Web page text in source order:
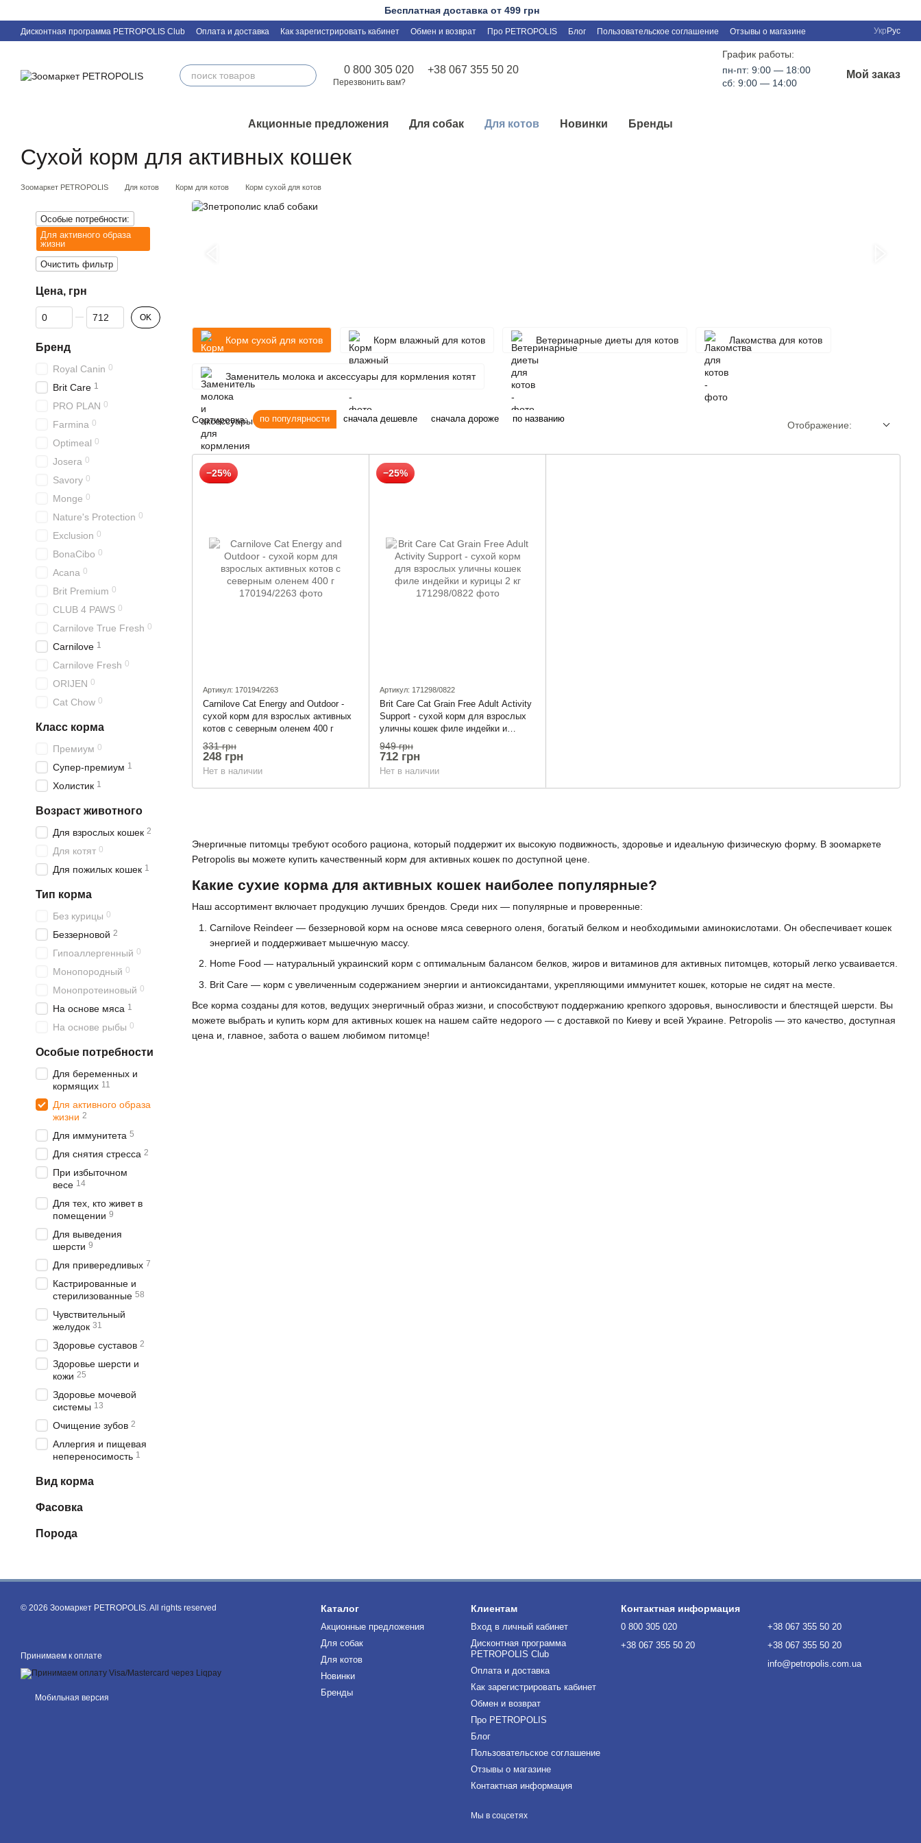
Бесплатная доставка от 499 грн
Дисконтная программа PETROPOLIS Club Оплата и доставка Как зарегистрировать кабинет Обмен и возврат Про PETROPOLIS Блог Пользовательское соглашение
Отзывы о магазине
Укр Рус
0 800 305 020 +38 067 355 50 20
Перезвонить вам?
График работы:
пн-пт: 9:00 — 18:00
сб: 9:00 — 14:00
Мой заказ
Акционные предложения Для собак Для котов Новинки Бренды
Сухой корм для активных кошек
Зоомаркет PETROPOLIS Для котов Корм для котов Корм сухой для котов
Корм сухой для котов Корм влажный для котов Ветеринарные диеты для котов Лакомства для котов
Заменитель молока и аксессуары для кормления котят
Сортировка: по популярности сначала дешевле сначала дороже по названию
Отображение:
Энергичные питомцы требуют особого рациона, который поддержит их высокую подвижность, здоровье и идеальную физическую форму. В зоомаркете
Petropolis вы можете купить качественный корм для активных кошек по доступной цене.
Какие сухие корма для активных кошек наиболее популярные?
Наш ассортимент включает продукцию лучших брендов. Среди них — популярные и проверенные:
Carnilove Reindeer — беззерновой корм на основе мяса северного оленя, богатый белком и необходимыми аминокислотами. Он обеспечивает кошек
энергией и поддерживает мышечную массу.
Home Food — натуральный украинский корм с оптимальным балансом белков, жиров и витаминов для активных питомцев, который легко усваивается.
Brit Care — корм с увеличенным содержанием энергии и антиоксидантами, укрепляющими иммунитет кошек, которые не сидят на месте.
Все корма созданы для котов, ведущих энергичный образ жизни, и способствуют поддержанию крепкого здоровья, выносливости и блестящей шерсти. Вы
можете выбрать и купить корм для активных кошек на нашем сайте недорого — с доставкой по Киеву и всей Украине. Petropolis — это качество, доступная
цена и, главное, забота о вашем любимом питомце!
−25%
Артикул: 170194/2263
Carnilove Cat Energy and Outdoor -
сухой корм для взрослых активных
котов с северным оленем 400 г
331 грн
248 грн
Нет в наличии
−25%
Артикул: 171298/0822
Brit Care Cat Grain Free Adult Activity
Support - сухой корм для взрослых
уличны кошек филе индейки и
курицы 2 кг
949 грн
712 грн
Нет в наличии
Особые потребности:
Для активного образа
жизни
Очистить фильтр
Цена, грн
От Цена, грн
До Цена, грн
OK
Бренд
Royal Canin 0
Brit Care 1
PRO PLAN 0
Farmina 0
Optimeal 0
Josera 0
Savory 0
Monge 0
Nature's Protection 0
Exclusion 0
BonaCibo 0
Acana 0
Brit Premium 0
CLUB 4 PAWS 0
Carnilove True Fresh 0
Carnilove 1
Carnilove Fresh 0
ORIJEN 0
Cat Chow 0
Класс корма
Премиум 0
Супер-премиум 1
Холистик 1
Возраст животного
Для взрослых кошек 2
Для котят 0
Для пожилых кошек 1
Тип корма
Без курицы 0
Беззерновой 2
Гипоаллергенный 0
Монопородный 0
Монопротеиновый 0
На основе мяса 1
На основе рыбы 0
Особые потребности
Для беременных и
кормящих 11
Для активного образа
жизни 2
Для иммунитета 5
Для снятия стресса 2
При избыточном
весе 14
Для тех, кто живет в
помещении 9
Для выведения
шерсти 9
Для привередливых 7
Кастрированные и
стерилизованные 58
Чувствительный
желудок 31
Здоровье суставов 2
Здоровье шерсти и
кожи 25
Здоровье мочевой
системы 13
Очищение зубов 2
Аллергия и пищевая
непереносимость 1
Вид корма
Фасовка
Порода
© 2026 Зоомаркет PETROPOLIS. All rights reserved
Принимаем к оплате
Мобильная версия
Каталог
Акционные предложения
Для собак
Для котов
Новинки
Бренды
Клиентам
Вход в личный кабинет
Дисконтная программа
PETROPOLIS Club
Оплата и доставка
Как зарегистрировать кабинет
Обмен и возврат
Про PETROPOLIS
Блог
Пользовательское соглашение
Отзывы о магазине
Контактная информация
Мы в соцсетях
Контактная информация
0 800 305 020
+38 067 355 50 20
+38 067 355 50 20
+38 067 355 50 20
info@petropolis.com.ua